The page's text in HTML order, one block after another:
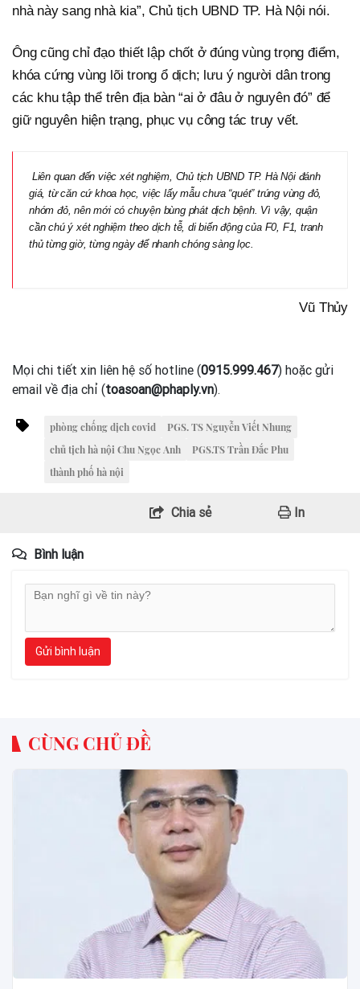
nhà này sang nhà kia”, Chủ tịch UBND TP. Hà Nội nói.
Ông cũng chỉ đạo thiết lập chốt ở đúng vùng trọng điểm,
khóa cứng vùng lõi trong ổ dịch; lưu ý người dân trong
các khu tập thể trên địa bàn “ai ở đâu ở nguyên đó” để
giữ nguyên hiện trạng, phục vụ công tác truy vết.
Liên quan đến việc xét nghiệm, Chủ tịch UBND TP. Hà Nội đánh
giá, từ căn cứ khoa học, việc lấy mẫu chưa “quét” trúng vùng đỏ,
nhóm đỏ, nên mới có chuyện bùng phát dịch bệnh. Vì vậy, quận
cần chú ý xét nghiệm theo dịch tễ, di biến động của F0, F1, tranh
thủ từng giờ, từng ngày để nhanh chóng sàng lọc.
Vũ Thủy
Mọi chi tiết xin liên hệ số hotline (0915.999.467) hoặc gửi
email về địa chỉ (toasoan@phaply.vn).
phòng chống dịch covid
PGS. TS Nguyễn Viết Nhung
chủ tịch hà nội Chu Ngọc Anh
PGS.TS Trần Đắc Phu
thành phố hà nội
Chia sẻ In
Bình luận
Gửi bình luận
CÙNG CHỦ ĐỀ